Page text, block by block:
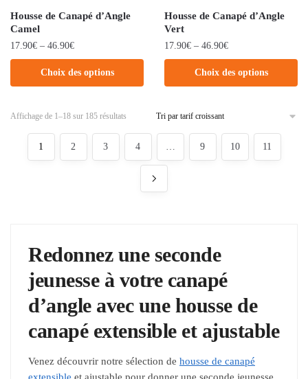
Housse de Canapé d’Angle
Camel
17.90€ – 46.90€
Choix des options
Housse de Canapé d’Angle
Vert
17.90€ – 46.90€
Choix des options
Affichage de 1–18 sur 185 résultats
1 2 3 4 9 10 11
Redonnez une seconde
jeunesse à votre canapé
d’angle avec une housse de
canapé extensible et ajustable
Venez découvrir notre sélection de housse de canapé
extensible et ajustable pour donner une seconde jeunesse